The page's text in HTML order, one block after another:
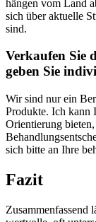
hängen vom Land
sich über aktuelle
sind.
Verkaufen‍ Sie
‍geben Sie
Wir sind nur ein​
Produkte. Ich ‍kann
Orientierung
sich⁣ bitte an Ihre
Fazit
Zusammenfassend